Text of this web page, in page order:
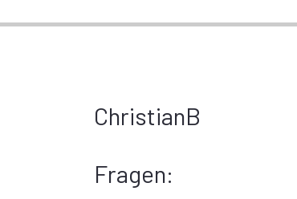
ChristianB
Fragen: